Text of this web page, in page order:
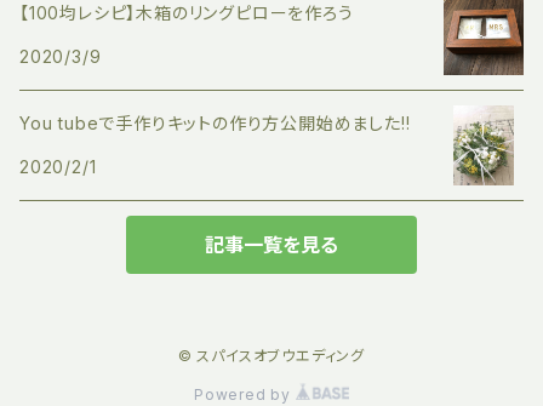
【100均レシピ】木箱のリングピローを作ろう
2020/3/9
You tubeで手作りキットの作り方公開始めました!!
2020/2/1
記事一覧を見る
© スパイスオブウエディング
Powered by